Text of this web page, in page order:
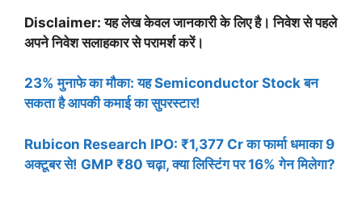
Disclaimer: यह लेख केवल जानकारी के लिए है। निवेश से पहले
अपने निवेश सलाहकार से परामर्श करें।
23% मुनाफे का मौका: यह Semiconductor Stock बन
सकता है आपकी कमाई का सुपरस्टार!
Rubicon Research IPO: ₹1,377 Cr का फार्मा धमाका 9
अक्टूबर से! GMP ₹80 चढ़ा, क्या लिस्टिंग पर 16% गेन मिलेगा?